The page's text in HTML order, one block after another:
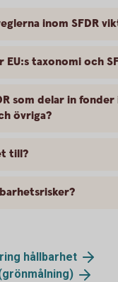
inom SFDR
EU:s taxonomi och
som delar in
övriga?
till?
hållbarhet